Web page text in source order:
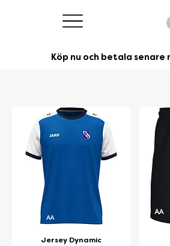
Köp nu och betala senare
Jersey Dynamic